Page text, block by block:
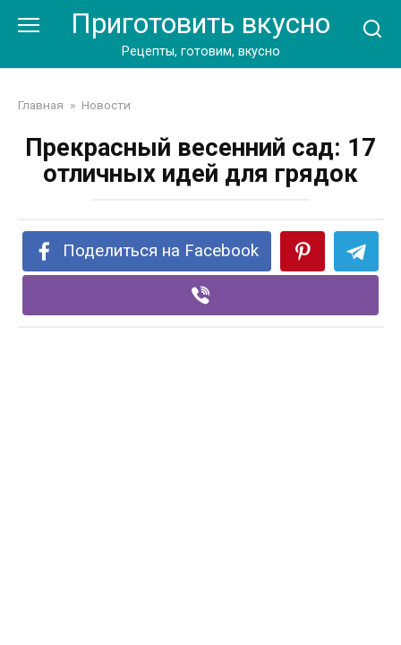
Приготовить вкусно
Рецепты, готовим, вкусно
Главная » Новости
Прекрасный весенний сад: 17
отличных идей для грядок
Поделиться на Facebook